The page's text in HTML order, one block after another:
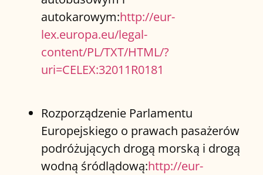
autokarowym:http://eur-
lex.europa.eu/legal-
content/PL/TXT/HTML/?
uri=CELEX:32011R0181
Rozporządzenie Parlamentu
Europejskiego o prawach pasażerów
podróżujących drogą morską i drogą
wodną śródlądową:http://eur-